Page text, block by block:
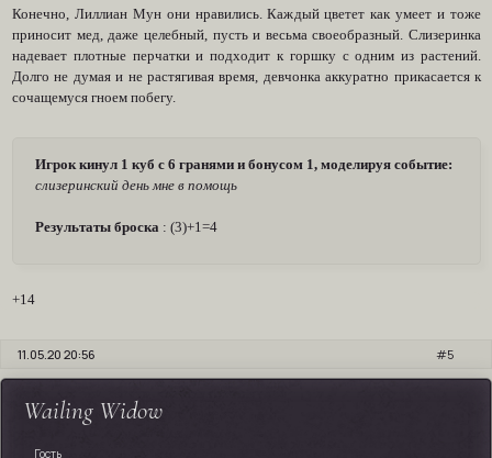
Конечно, Лиллиан Мун они нравились. Каждый цветет как умеет и тоже
приносит мед, даже целебный, пусть и весьма своеобразный. Слизеринка
надевает плотные перчатки и подходит к горшку с одним из растений.
Долго не думая и не растягивая время, девчонка аккуратно прикасается к
сочащемуся гноем побегу.
Игрок кинул 1 куб с 6 гранями и бонусом 1, моделируя событие:
слизеринский день мне в помощь
Результаты броска : (3)+1=4
+14
5
11.05.20 20:56
Wailing Widow
Гость